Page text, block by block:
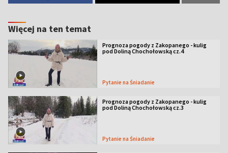
Więcej na ten temat
Prognoza pogody z Zakopanego - kulig
pod Doliną Chochołowską cz.4
Pytanie na Śniadanie
Prognoza pogody z Zakopanego - kulig
pod Doliną Chochołowską cz.3
Pytanie na Śniadanie